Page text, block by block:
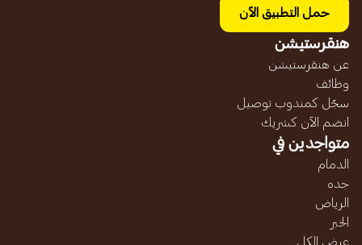
حمل التطبيق الآن
هنقرستيشن
عن هنقرستيشن
وظائف
سجّل كمندوب توصيل
انضم الآن كشريك
متواجدين في
الدمام
جده
الرياض
الخبر
عرض الكل...